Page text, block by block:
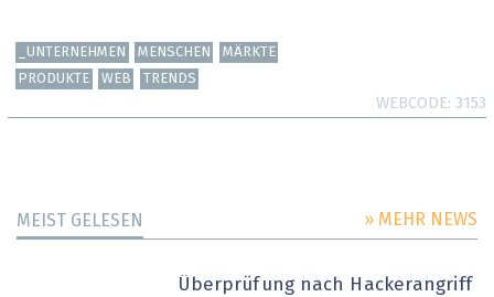
_UNTERNEHMEN MENSCHEN
MÄRKTE
PRODUKTE
WEB TRENDS
WEBCODE 3153
MEIST GELESEN » MEHR NEWS
Überprüfung nach Hackerangriff